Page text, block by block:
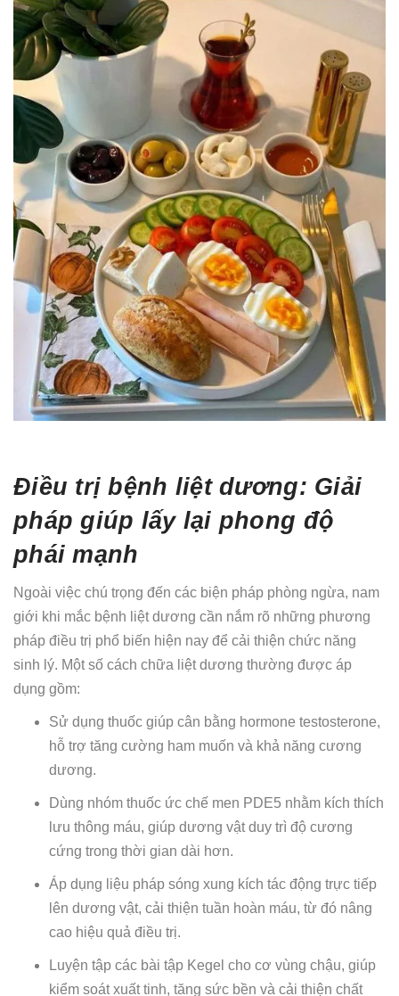
Điều trị bệnh liệt dương: Giải
pháp giúp lấy lại phong độ
phái mạnh
Ngoài việc chú trọng đến các biện pháp phòng ngừa, nam
giới khi mắc bệnh liệt dương cần nắm rõ những phương
pháp điều trị phổ biến hiện nay để cải thiện chức năng
sinh lý. Một số cách chữa liệt dương thường được áp
dụng gồm:
Sử dụng thuốc giúp cân bằng hormone testosterone,
hỗ trợ tăng cường ham muốn và khả năng cương
dương.
Dùng nhóm thuốc ức chế men PDE5 nhằm kích thích
lưu thông máu, giúp dương vật duy trì độ cương
cứng trong thời gian dài hơn.
Áp dụng liệu pháp sóng xung kích tác động trực tiếp
lên dương vật, cải thiện tuần hoàn máu, từ đó nâng
cao hiệu quả điều trị.
Luyện tập các bài tập Kegel cho cơ vùng chậu, giúp
kiểm soát xuất tinh, tăng sức bền và cải thiện chất